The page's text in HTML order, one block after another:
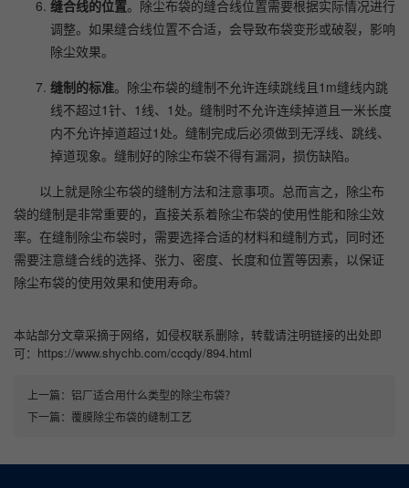
缝合线的位置。除尘布袋的缝合线位置需要根据实际情况进行
调整。如果缝合线位置不合适，会导致布袋变形或破裂，影响
除尘效果。
缝制的标准。除尘布袋的缝制不允许连续跳线且1m缝线内跳
线不超过1针、1线、1处。缝制时不允许连续掉道且一米长度
内不允许掉道超过1处。缝制完成后必须做到无浮线、跳线、
掉道现象。缝制好的除尘布袋不得有漏洞，损伤缺陷。
以上就是除尘布袋的缝制方法和注意事项。总而言之， 除尘布
袋的缝制是非常重要的，直接关系着除尘布袋的使用性能和除尘效
率。在缝制除尘布袋时，需要选择合适的材料和缝制方式，同时还
需要注意缝合线的选择、张力、密度、长度和位置等因素，以保证
除尘布袋的使用效果和使用寿命。
本站部分文章采摘于网络，如侵权联系删除，转载请注明链接的出处即
可：https://www.shychb.com/ccqdy/894.html
上一篇： 铝厂适合用什么类型的除尘布袋？
下一篇： 覆膜除尘布袋的缝制工艺